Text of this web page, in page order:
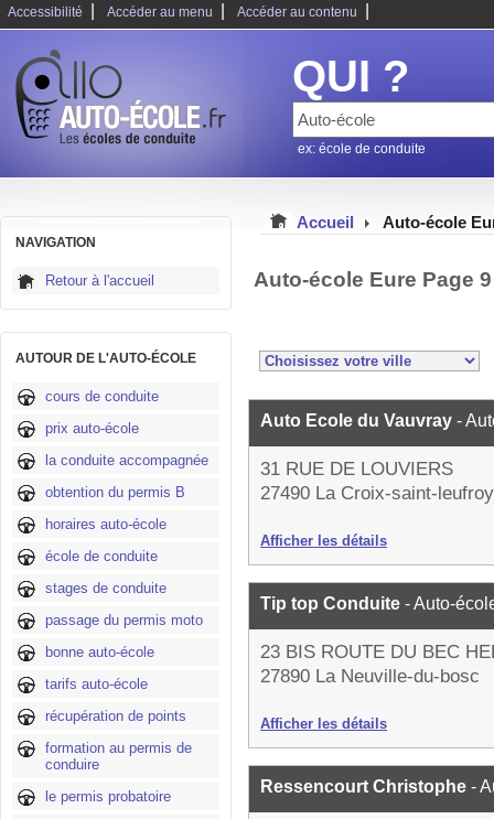
Accessibilité Accéder au menu Accéder au contenu
QUI ?
ex: école de conduite
NAVIGATION
Retour à l'accueil
AUTOUR DE L'AUTO-ÉCOLE
cours de conduite
prix auto-école
la conduite accompagnée
obtention du permis B
horaires auto-école
école de conduite
stages de conduite
passage du permis moto
bonne auto-école
tarifs auto-école
récupération de points
formation au permis de
conduire
le permis probatoire
Accueil Auto-école
Auto-école Eure Page 9
Auto Ecole du Vauvray -
31 RUE DE LOUVIERS
27490 La Croix-saint-leufroy
Afficher les détails
Tip top Conduite - Auto-
23 BIS ROUTE DU BEC
27890 La Neuville-du-bosc
Afficher les détails
Ressencourt Christophe -